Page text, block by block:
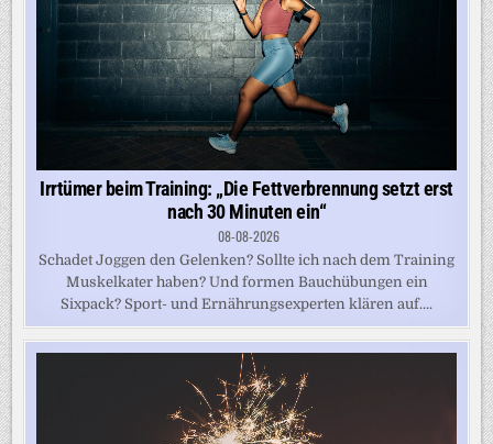
Irrtümer beim Training: „Die Fettverbrennung setzt erst
nach 30 Minuten ein“
08-08-2026
Schadet Joggen den Gelenken? Sollte ich nach dem Training
Muskelkater haben? Und formen Bauchübungen ein
Sixpack? Sport- und Ernährungsexperten klären auf....